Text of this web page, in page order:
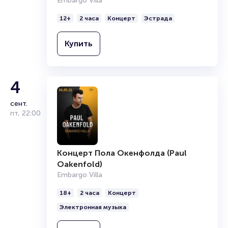
Jeembo. Выпустил невероятно популярный альбом
первые места чартов Apple Music и ВКонтакте.
Особенностью исполнения является использование
американского уличного слэнга в песнях.
12+ 2 часа Концерт Эстрада
Купить
4
сент.
пт, 22:00
Концерт Пола Окенфолда (Paul
Oakenfold)
Embargo Villa
18+ 2 часа
Концерт
Электронная музыка